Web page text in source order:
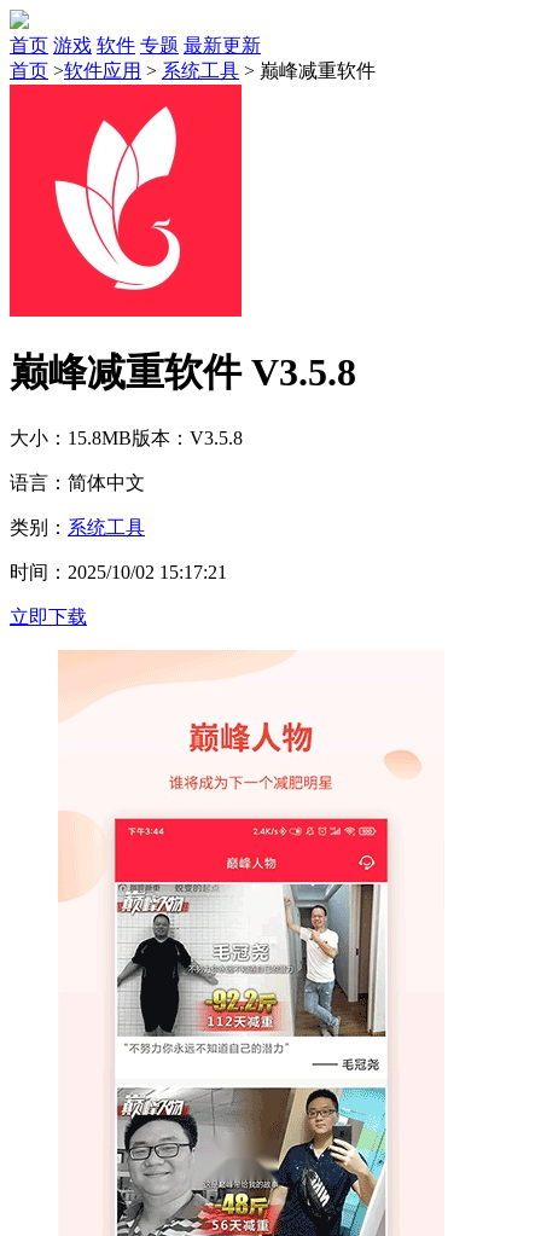
首页 游戏 软件 专题 最新更新
首页 >软件应用 > 系统工具 > 巅峰减重软件
巅峰减重软件 V3.5.8
大小：15.8MB版本：V3.5.8
语言：简体中文
类别： 系统工具
时间：2025/10/02 15:17:21
立即下载